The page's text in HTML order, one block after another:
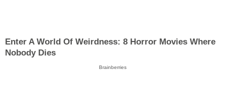
Enter A World Of Weirdness: 8 Horror Movies Where
Nobody Dies
Brainberries